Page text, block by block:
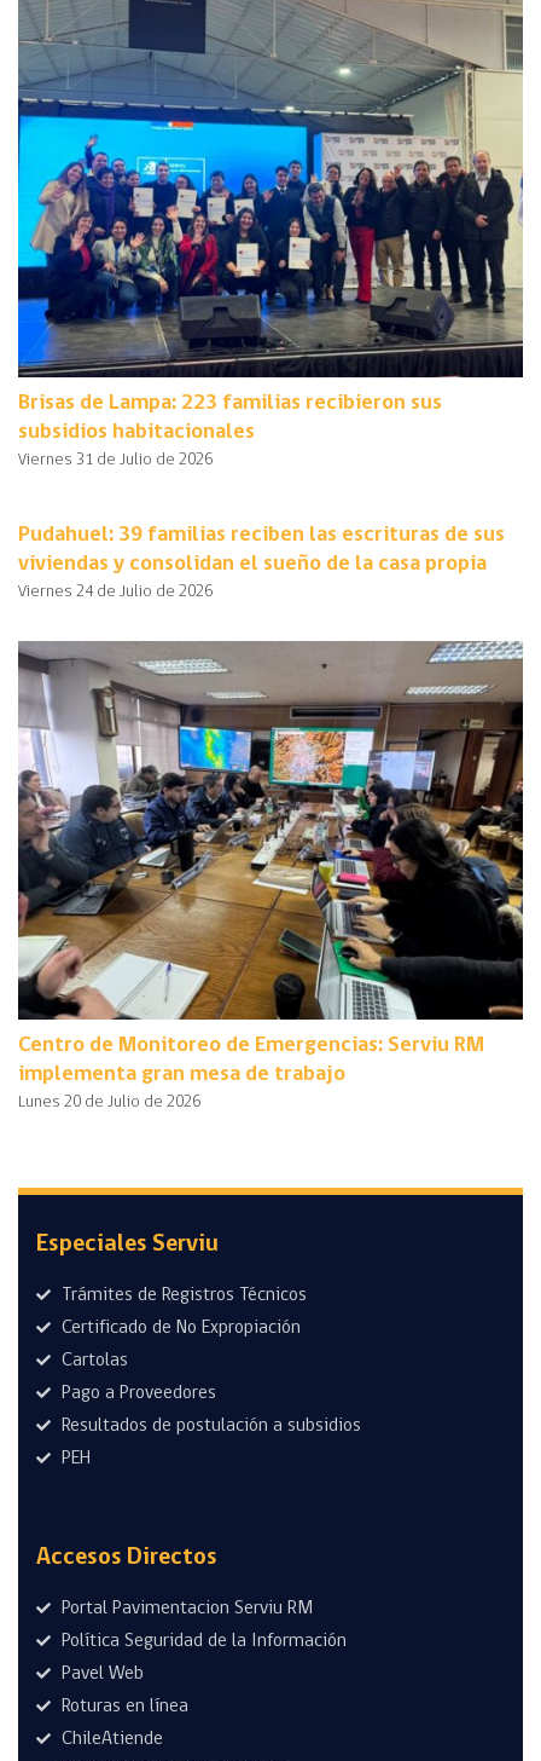
Brisas de Lampa: 223 familias recibieron sus
subsidios habitacionales
Viernes 31 de Julio de 2026
Pudahuel: 39 familias reciben las escrituras de sus
viviendas y consolidan el sueño de la casa propia
Viernes 24 de Julio de 2026
Centro de Monitoreo de Emergencias: Serviu RM
implementa gran mesa de trabajo
Lunes 20 de Julio de 2026
Especiales Serviu
Trámites de Registros Técnicos
Certificado de No Expropiación
Cartolas
Pago a Proveedores
Resultados de postulación a subsidios
PEH
Accesos Directos
Portal Pavimentacion Serviu RM
Política Seguridad de la Información
Pavel Web
Roturas en línea
ChileAtiende